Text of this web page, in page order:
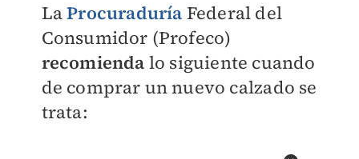
LaProcuraduría Federal del
Consumidor (Profeco)
recomienda lo siguiente cuando
de comprar un nuevo calzado se
trata: